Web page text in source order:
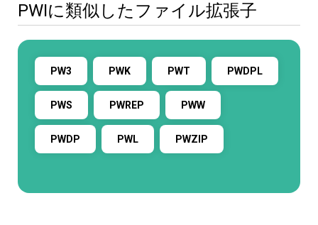
PWIに類似したファイル拡張子
PW3 PWK PWT PWDPL
PWS PWREP PWW
PWDP PWL PWZIP